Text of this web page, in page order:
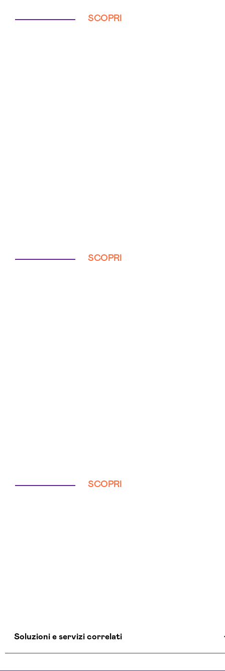
SCOPRI
SCOPRI
SCOPRI
Soluzioni e servizi correlati